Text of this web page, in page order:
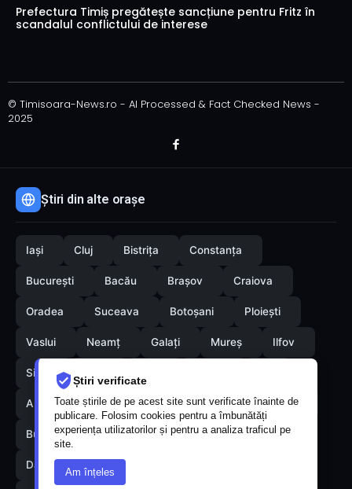
Știri verificate
Toate știrile de pe acest site sunt verificate înainte de
publicare. Folosim cookies pentru a îmbunătăți
experiența utilizatorilor și pentru a analiza traficul pe
site.
Am înțeles
Prefectura Timiș pregătește sancțiune pentru Fritz în
scandalul conflictului de interese
© Timisoara-News.ro - AI Processed & Fact Checked News -
2025
Știri din alte orașe
Iași Cluj Bistrița Constanța
București Bacău Brașov Craiova
Oradea Suceava Botoșani Ploiești
Vaslui Neamț Galați Mureș Ilfov
Sibiu
Arges Maramures Vrancea Satumare
Buzau Braila Calarasi Caras-Severin
Dambovita Giurgiu